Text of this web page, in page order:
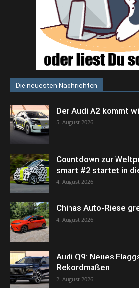
Die neuesten Nachrichten
Der Audi A2 kommt
5. August 2026
Countdown zur
smart #2 startet in
4. August 2026
Chinas Auto-Riese
4. August 2026
Audi Q9: Neues
Rekordmaßen
2. August 2026